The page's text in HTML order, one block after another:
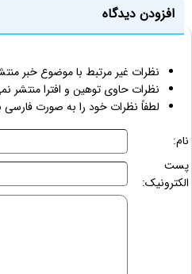
افزودن دیدگاه
نظرات غیر مرتبط با موضوع خبر
نظرات حاوی توهین و افترا منتشر
لطفاً نظرات خود را به صورت فارسی
نام:
پست
الکترونیک: